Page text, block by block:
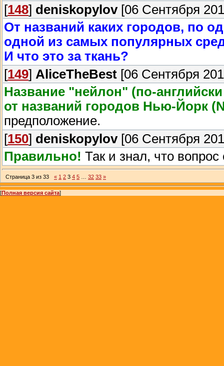
[148] deniskopylov[06 Сентября
От названий каких городов, по
одной из самых популярных
И что это за ткань?
[149] AliceTheBest [06 Сентября
Название "нейлон" (по-
от названий городов Нью-Йорк
предположение.
[150] deniskopylov[06 Сентября
Правильно! Так и знал, что
Страница 3 из 33 « 1 2 3 4 5 32 33 »
[Полная версия сайта]